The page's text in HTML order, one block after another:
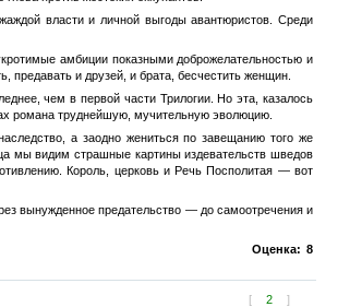
власти и личной выгоды авантюристов. Среди
амбиции показными доброжелательностью и
и друзей, и брата, бесчестить женщин.
чем в первой части Трилогии. Но эта, казалось
романа труднейшую, мучительную эволюцию.
а заодно жениться по завещанию того же
мы видим страшные картины издевательств шведов
Король, церковь и Речь Посполитая — вот
вынужденное предательство — до самоотречения и
Оценка: 8
[ 2 ]